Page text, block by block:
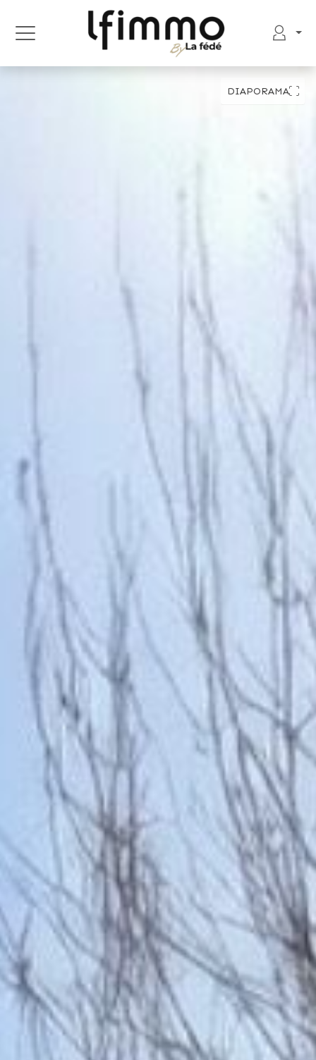
DIAPORAMA